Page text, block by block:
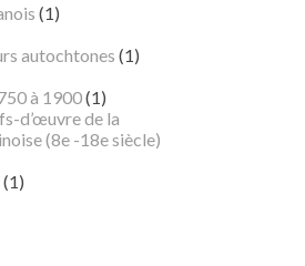
(1)
autochtones (1)
à 1900(1)
d’œuvre de la
(8e -18e siècle)
(1)